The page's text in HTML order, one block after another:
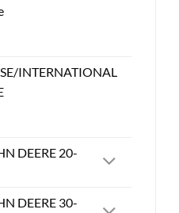
INTERNATIONAL
DEERE 20-
DEERE 30-